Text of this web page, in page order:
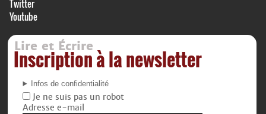
Twitter
Youtube
Lire et Écrire
Inscription à la newsletter
Infos de confidentialité
Je ne suis pas un robot
Adresse e-mail